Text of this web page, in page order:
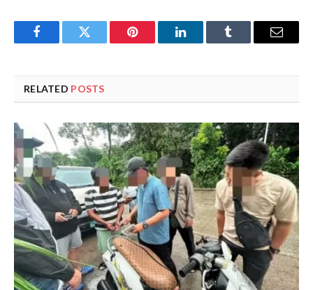
FacebookTwitter Pinterest LinkedInTumblr Email
RELATED POSTS